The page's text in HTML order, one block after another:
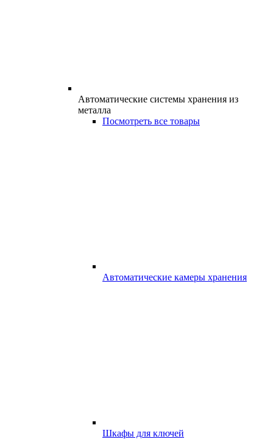
Автоматические системы хранения из
металла
Посмотреть все товары
Автоматические камеры хранения
Шкафы для ключей